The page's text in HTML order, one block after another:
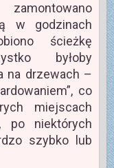
w godzinach
ścieżkę
byłoby
na drzewach –
co
miejscach
po niektórych
szybko lub